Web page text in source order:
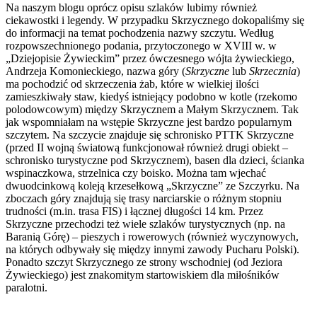
Na naszym blogu oprócz opisu szlaków lubimy również
ciekawostki i legendy. W przypadku Skrzycznego dokopaliśmy się
do informacji na temat pochodzenia nazwy szczytu. Według
rozpowszechnionego podania, przytoczonego w XVIII w. w
„Dziejopisie Żywieckim” przez ówczesnego wójta żywieckiego,
Andrzeja Komonieckiego, nazwa góry (Skrzyczne lub Skrzecznia)
ma pochodzić od skrzeczenia żab, które w wielkiej ilości
zamieszkiwały staw, kiedyś istniejący podobno w kotle (rzekomo
polodowcowym) między Skrzycznem a Małym Skrzycznem. Tak
jak wspomniałam na wstępie Skrzyczne jest bardzo popularnym
szczytem. Na szczycie znajduje się schronisko PTTK Skrzyczne
(przed II wojną światową funkcjonował również drugi obiekt –
schronisko turystyczne pod Skrzycznem), basen dla dzieci, ścianka
wspinaczkowa, strzelnica czy boisko. Można tam wjechać
dwuodcinkową koleją krzesełkową „Skrzyczne” ze Szczyrku. Na
zboczach góry znajdują się trasy narciarskie o różnym stopniu
trudności (m.in. trasa FIS) i łącznej długości 14 km. Przez
Skrzyczne przechodzi też wiele szlaków turystycznych (np. na
Baranią Górę) – pieszych i rowerowych (również wyczynowych,
na których odbywały się między innymi zawody Pucharu Polski).
Ponadto szczyt Skrzycznego ze strony wschodniej (od Jeziora
Żywieckiego) jest znakomitym startowiskiem dla miłośników
paralotni.